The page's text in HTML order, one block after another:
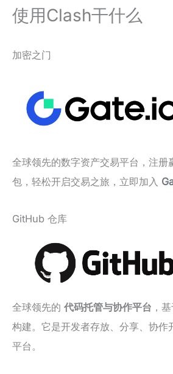
使用Clash干什么
加密之门
全球领先的数字资产交易平台，注册
包，轻松开启交易之旅，立即加入
GitHub 仓库
全球领先的 代码托管与协作平台 ，
构建。它是开发者存放、分享、协作
平台。